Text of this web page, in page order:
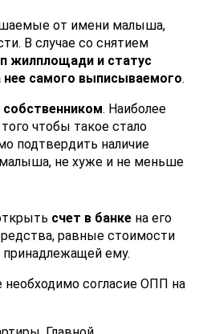
от имени малыша,
В случае со снятием
жилплощади и статус
нее самого выписываемого.
собственником. Наиболее
чтобы такое стало
подтвердить наличие
не хуже и не меньше
счет в банке на его
равные стоимости
ему.
необходимо согласие ОПП на